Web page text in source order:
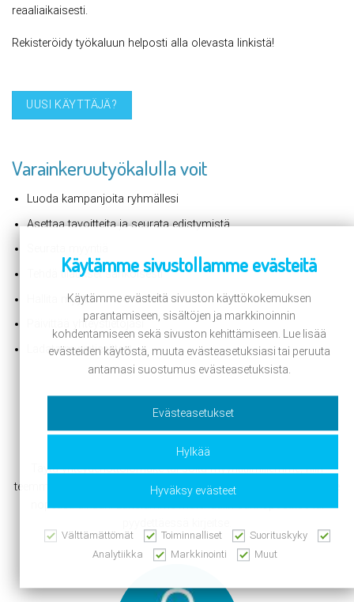
reaaliaikaisesti.
Rekisteröidy työkaluun helposti alla olevasta linkistä!
UUSI KÄYTTÄJÄ?
Varainkeruutyökalulla voit
Luoda kampanjoita ryhmällesi
Asettaa tavoitteita ja seurata edistymistä
Tehdä tilaukset sähköisesti
Hallita myyjiä
Päivittää yhteystietojasi
Ladata myyntiesitteet
Aloita varainkeruu
Täytä yhteydenottolomake tai soita myyntitiimillemme, niin
teemme teille yksilöllisen myyntimateriaalin, jonka avulla pääsette
nopeasti alkuun. Lähetämme materiaalin sähköpostitse tai
Käytämme sivustollamme evästeitä
Käytämme evästeitä sivuston käyttökokemuksen
parantamiseen, sisältöjen ja markkinoinnin
kohdentamiseen sekä sivuston kehittämiseen. Lue lisää
evästeiden käytöstä, muuta evästeasetuksiasi tai peruuta
antamasi suostumus evästeasetuksista.
Evästeasetukset
Hylkää
Hyväksy evästeet
Välttämättömät Toiminnalliset
Suorituskyky
Analytiikka
Markkinointi Muut